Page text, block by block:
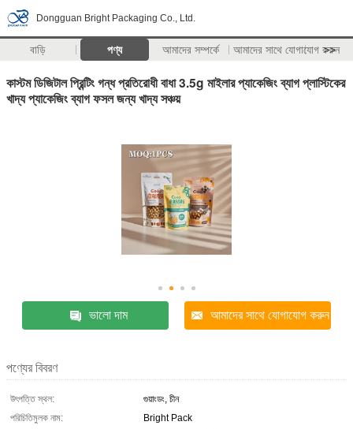
Dongguan Bright Packaging Co., Ltd.
বাড়ি পণ্য আমাদের সম্পর্কে আমাদের সাথে যোগাযোগ করুন
>>
কাস্টম ডিজিটাল প্রিন্টিং গন্ধ প্রতিরোধী বাধা 3.5g মাইলার প্যাকেজিং ব্যাগ প্লাস্টিকের
খাদ্য প্যাকেজিং ব্যাগ ফসল জন্য খাদ্য সঞ্চয়
ভালো দাম আমাদের সাথে যোগাযোগ করুন
পণ্যের বিবরণ
উৎপত্তি স্থল:
গুয়াংডং, চীন
পরিচিতিমুলক নাম:
Bright Pack